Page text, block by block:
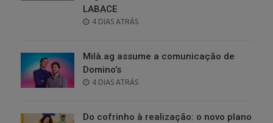
LABACE
POSTED
4 DIAS ATRÁS
Milà.ag assume a comunicação de
Domino’s
POSTED
4 DIAS ATRÁS
Do cofrinho à realização: o novo plano